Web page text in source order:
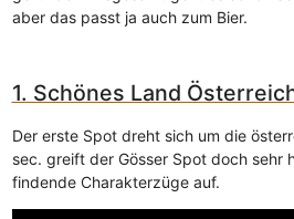
aber das passt ja auch zum Bier.
1. Schönes Land
Der erste Spot dreht sich um die
sec. greift der Gösser Spot doch sehr
findende Charakterzüge auf.